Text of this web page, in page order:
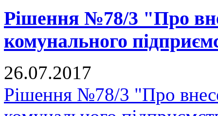
Рішення №78/3 "Про
комунального
26.07.2017
Рішення №78/3 "Про